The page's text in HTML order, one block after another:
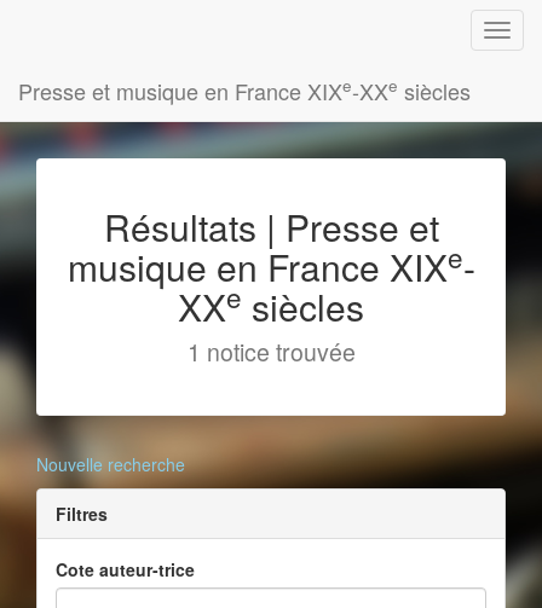
Presse et musique en France XIXe-XXe siècles
Résultats | Presse et
musique en France XIXe-
XXe siècles
1 notice trouvée
Nouvelle recherche
Filtres
Cote auteur-trice